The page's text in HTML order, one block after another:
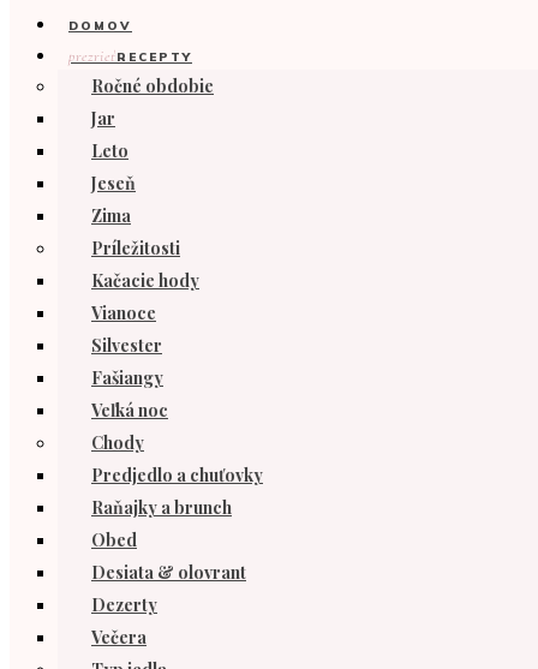
DOMOV
prezrieťRECEPTY
Ročné obdobie
Jar
Leto
Jeseň
Zima
Príležitosti
Kačacie hody
Vianoce
Silvester
Fašiangy
Veľká noc
Chody
Predjedlo a chuťovky
Raňajky a brunch
Obed
Desiata & olovrant
Dezerty
Večera